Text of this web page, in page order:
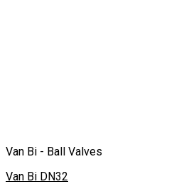
Van Bi - Ball Valves
Van Bi DN32